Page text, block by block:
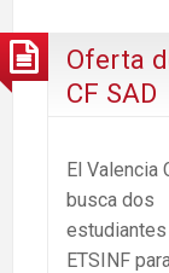
Oferta
CF SAD
El Valencia
busca dos
ETSINF